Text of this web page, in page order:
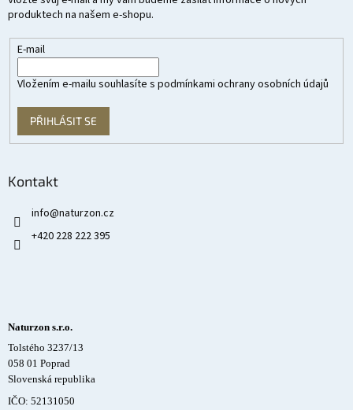
produktech na našem e-shopu.
E-mail
Vložením e-mailu souhlasíte s podmínkami ochrany osobních údajů
PŘIHLÁSIT SE
Kontakt
info@naturzon.cz
+420 228 222 395
Naturzon s.r.o.
Tolstého 3237/13
058 01 Poprad
Slovenská republika
IČO: 52131050